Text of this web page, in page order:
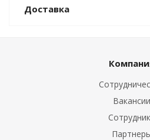
Доставка
Вакансии